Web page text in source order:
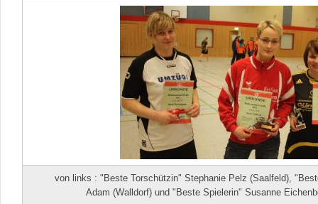
von links : "Beste Torschützin" Stephanie Pelz (Saalfeld),
Adam (Walldorf) und "Beste Spielerin" Susanne